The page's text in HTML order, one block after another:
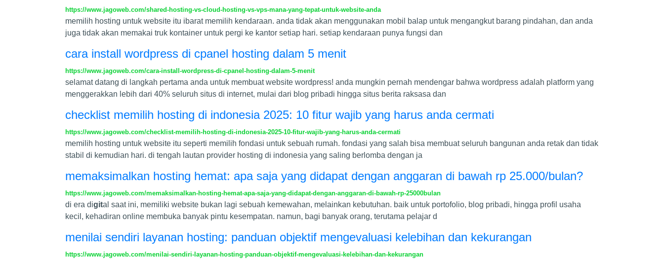
https://www.jagoweb.com/shared-hosting-vs-cloud-hosting-vs-vps-mana-yang-tepat-untuk-website-anda
memilih hosting untuk website itu ibarat memilih kendaraan. anda tidak akan menggunakan mobil balap untuk mengangkut barang pindahan, dan anda
juga tidak akan memakai truk kontainer untuk pergi ke kantor setiap hari. setiap kendaraan punya fungsi dan
cara install wordpress di cpanel hosting dalam 5 menit
https://www.jagoweb.com/cara-install-wordpress-di-cpanel-hosting-dalam-5-menit
selamat datang di langkah pertama anda untuk membuat website wordpress! anda mungkin pernah mendengar bahwa wordpress adalah platform yang
menggerakkan lebih dari 40% seluruh situs di internet, mulai dari blog pribadi hingga situs berita raksasa dan
checklist memilih hosting di indonesia 2025: 10 fitur wajib yang harus anda cermati
https://www.jagoweb.com/checklist-memilih-hosting-di-indonesia-2025-10-fitur-wajib-yang-harus-anda-cermati
memilih hosting untuk website itu seperti memilih fondasi untuk sebuah rumah. fondasi yang salah bisa membuat seluruh bangunan anda retak dan tidak
stabil di kemudian hari. di tengah lautan provider hosting di indonesia yang saling berlomba dengan ja
memaksimalkan hosting hemat: apa saja yang didapat dengan anggaran di bawah rp 25.000/bulan?
https://www.jagoweb.com/memaksimalkan-hosting-hemat-apa-saja-yang-didapat-dengan-anggaran-di-bawah-rp-25000bulan
di era digital saat ini, memiliki website bukan lagi sebuah kemewahan, melainkan kebutuhan. baik untuk portofolio, blog pribadi, hingga profil usaha
kecil, kehadiran online membuka banyak pintu kesempatan. namun, bagi banyak orang, terutama pelajar d
menilai sendiri layanan hosting: panduan objektif mengevaluasi kelebihan dan kekurangan
https://www.jagoweb.com/menilai-sendiri-layanan-hosting-panduan-objektif-mengevaluasi-kelebihan-dan-kekurangan